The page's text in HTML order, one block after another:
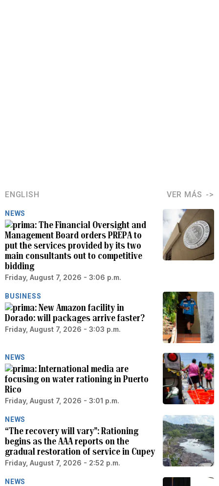
ENGLISH VER MÁS
NEWS
The Financial Oversight and
Management Board orders PREPA to
put the services provided by its two
main consultants out to competitive
bidding
Friday, August 7, 2026 - 3:06 p.m.
BUSINESS
New Amazon facility in
Dorado: will packages arrive faster?
Friday, August 7, 2026 - 3:03 p.m.
NEWS
International media are
focusing on water rationing in Puerto
Rico
Friday, August 7, 2026 - 3:01 p.m.
NEWS
“The recovery will vary”: Rationing
begins as the AAA reports on the
gradual restoration of service in Cupey
Friday, August 7, 2026 - 2:52 p.m.
NEWS